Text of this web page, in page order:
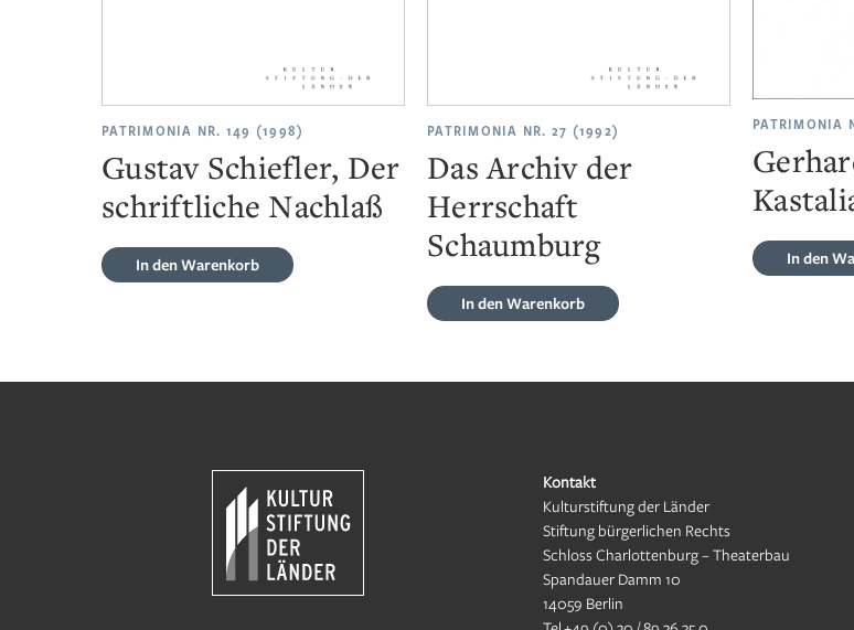
PATRIMONIA NR. 149 (1998)
Gustav Schiefler, Der
schriftliche Nachlaß
In den Warenkorb
PATRIMONIA NR. 27 (1992)
Das Archiv der
Herrschaft
Schaumburg
In den Warenkorb
PATRIMONIA
In den
Kontakt
Kulturstiftung der Länder
Stiftung bürgerlichen Rechts
Schloss Charlottenburg – Theaterbau
Spandauer Damm 10
14059 Berlin